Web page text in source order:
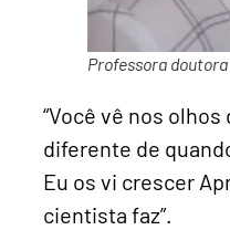
Professora
“Você vê nos
diferente de
Eu os vi crescer
cientista faz”.